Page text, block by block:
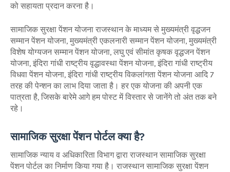
को सहायता प्रदान करना है।
सामाजिक सुरक्षा पेंशन योजना राजस्थान के माध्यम से मुख्यमंत्री वृद्धजन
सम्मान पेंशन योजना, मुख्यमंत्री एकलनारी सम्मान पेंशन योजना, मुख्यमंत्री
विशेष योग्यजन सम्मान पेंशन योजना, लघु एवं सीमांत कृषक वृद्धजन पेंशन
योजना, इंदिरा गांधी राष्ट्रीय वृद्धावस्था पेंशन योजना, इंदिरा गांधी राष्ट्रीय
विधवा पेंशन योजना, इंदिरा गांधी राष्ट्रीय विकलांगता पेंशन योजना आदि 7
तरह की पेन्शन का लाभ दिया जाता है। हर एक योजना की अपनी एक
पात्रता है, जिसके बारेमे आगे हम पोस्ट में विस्तार से जानेंगे तो अंत तक बने
रहे।
सामाजिक सुरक्षा पेंशन पोर्टल क्या है?
सामाजिक न्याय व अधिकारिता विभाग द्वारा राजस्थान सामाजिक सुरक्षा
पेंशन पोर्टल का निर्माण किया गया है। राजस्थान सामाजिक सुरक्षा पेंशन